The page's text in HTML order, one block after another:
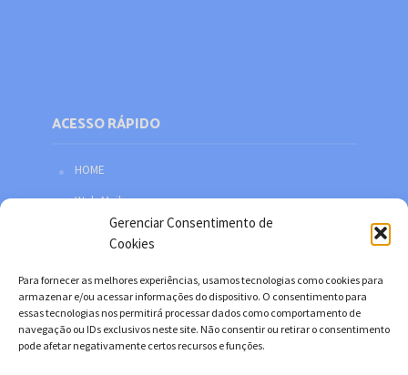
Gerenciar Consentimento de
Cookies
Para fornecer as melhores experiências, usamos tecnologias como cookies para
armazenar e/ou acessar informações do dispositivo. O consentimento para
essas tecnologias nos permitirá processar dados como comportamento de
navegação ou IDs exclusivos neste site. Não consentir ou retirar o consentimento
pode afetar negativamente certos recursos e funções.
ACESSO RÁPIDO
HOME
Web Mail
Política de privacidade
Facebook
Twitter
YouTube